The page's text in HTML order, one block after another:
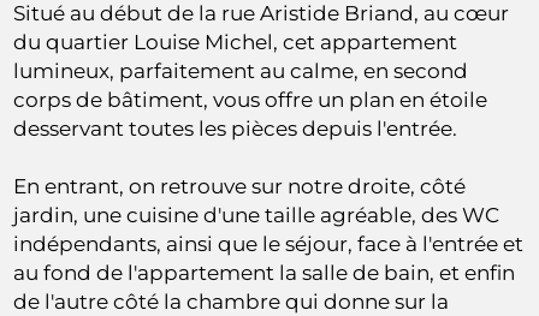
Situé au début de la rue Aristide Briand, au cœur
du quartier Louise Michel, cet appartement
lumineux, parfaitement au calme, en second
corps de bâtiment, vous offre un plan en étoile
desservant toutes les pièces depuis l'entrée.
En entrant, on retrouve sur notre droite, côté
jardin, une cuisine d'une taille agréable, des WC
indépendants, ainsi que le séjour, face à l'entrée et
au fond de l'appartement la salle de bain, et enfin
de l'autre côté la chambre qui donne sur la